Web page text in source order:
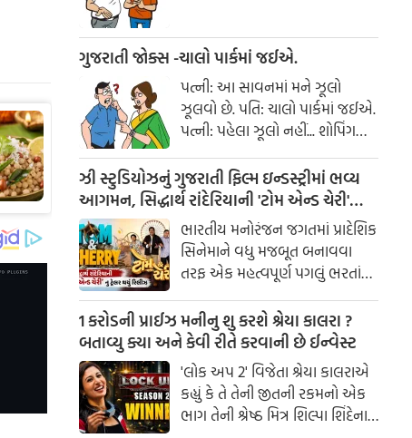
ગુજરાતી જોક્સ -ચાલો પાર્કમાં જઈએ.
પત્ની: આ સાવનમાં મને ઝૂલો
ઝૂલવો છે. પતિ: ચાલો પાર્કમાં જઈએ.
પત્ની: પહેલા ઝૂલો નહીં... શોપિંગ
કરાવ!
ઝી સ્ટુડિયોઝનું ગુજરાતી ફિલ્મ ઇન્ડસ્ટ્રીમાં ભવ્ય
આગમન, સિદ્ધાર્થ રાંદેરિયાની 'ટોમ એન્ડ ચેરી'
સાથે કરશે શરૂઆત; ટ્રેલર થયું રિલીઝ
ભારતીય મનોરંજન જગતમાં પ્રાદેશિક
સિનેમાને વધુ મજબૂત બનાવવા
તરફ એક મહત્વપૂર્ણ પગલું ભરતાં
ઝી સ્ટુડિયોઝે ગુજરાતી ફિલ્મ
ઇન્ડસ્ટ્રીમાં પોતાની સત્તાવાર
એન્ટ્રીની જાહેરાત કરી છે.
1 કરોડની પ્રાઈઝ મનીનુ શુ કરશે શ્રેયા કાલરા ?
બતાવ્યુ ક્યા અને કેવી રીતે કરવાની છે ઈન્વેસ્ટ
'લોક અપ 2' વિજેતા શ્રેયા કાલરાએ
કહ્યું કે તે તેની જીતની રકમનો એક
ભાગ તેની શ્રેષ્ઠ મિત્ર શિલ્પા શિંદેના